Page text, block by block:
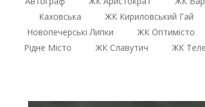
Каховська
ЖК Кириловський Гай
Новопечерські Липки
ЖК Оптимісто
Рідне Місто
ЖК Славутич ЖК